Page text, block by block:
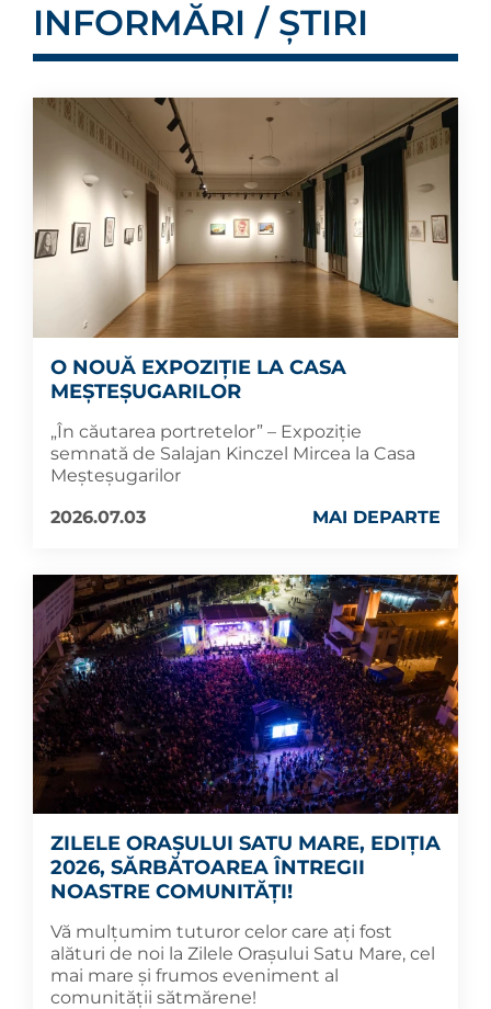
INFORMĂRI / ȘTIRI
O NOUĂ EXPOZIȚIE LA CASA
MEȘTEȘUGARILOR
„În căutarea portretelor” – Expoziție
semnată de Salajan Kinczel Mircea la Casa
Meșteșugarilor
2026.07.03
MAI DEPARTE
ZILELE ORAȘULUI SATU MARE, EDIȚIA
2026, SĂRBĂTOAREA ÎNTREGII
NOASTRE COMUNITĂȚI!
Vă mulțumim tuturor celor care ați fost
alături de noi la Zilele Orașului Satu Mare, cel
mai mare și frumos eveniment al
comunității sătmărene!